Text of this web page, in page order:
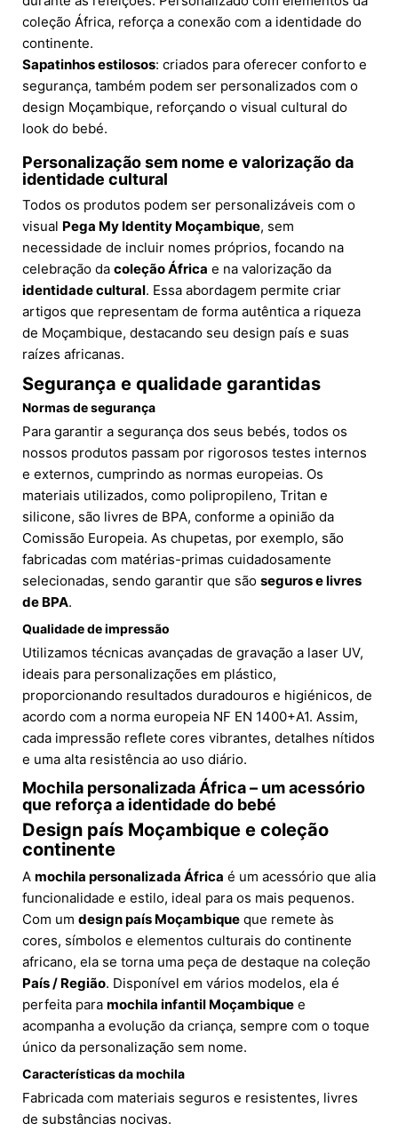
coleção África, reforça a conexão com a identidade do
continente.
Sapatinhos estilosos: criados para oferecer conforto e
segurança, também podem ser personalizados com o
design Moçambique, reforçando o visual cultural do
look do bebé.
Personalização sem nome e valorização da
identidade cultural
Todos os produtos podem ser personalizáveis com o
visual Pega My Identity Moçambique, sem
necessidade de incluir nomes próprios, focando na
celebração da coleção África e na valorização da
identidade cultural. Essa abordagem permite criar
artigos que representam de forma autêntica a riqueza
de Moçambique, destacando seu design país e suas
raízes africanas.
Segurança e qualidade garantidas
Normas de segurança
Para garantir a segurança dos seus bebés, todos os
nossos produtos passam por rigorosos testes internos
e externos, cumprindo as normas europeias. Os
materiais utilizados, como polipropileno, Tritan e
silicone, são livres de BPA, conforme a opinião da
Comissão Europeia. As chupetas, por exemplo, são
fabricadas com matérias-primas cuidadosamente
selecionadas, sendo garantir que são seguros e livres
de BPA.
Qualidade de impressão
Utilizamos técnicas avançadas de gravação a laser UV,
ideais para personalizações em plástico,
proporcionando resultados duradouros e higiénicos, de
acordo com a norma europeia NF EN 1400+A1. Assim,
cada impressão reflete cores vibrantes, detalhes nítidos
e uma alta resistência ao uso diário.
Mochila personalizada África – um acessório
que reforça a identidade do bebé
Design país Moçambique e coleção
continente
A mochila personalizada África é um acessório que alia
funcionalidade e estilo, ideal para os mais pequenos.
Com um design país Moçambique que remete às
cores, símbolos e elementos culturais do continente
africano, ela se torna uma peça de destaque na coleção
País / Região. Disponível em vários modelos, ela é
perfeita para mochila infantil Moçambique e
acompanha a evolução da criança, sempre com o toque
único da personalização sem nome.
Características da mochila
Fabricada com materiais seguros e resistentes, livres
de substâncias nocivas.